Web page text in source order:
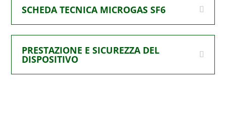
SCHEDA TECNICA MICROGAS SF6
PRESTAZIONE E SICUREZZA DEL
DISPOSITIVO